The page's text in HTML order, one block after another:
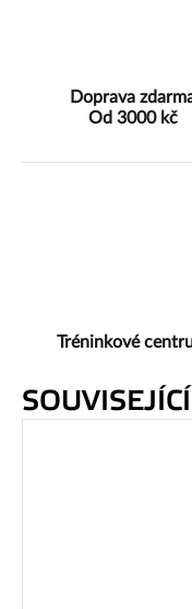
Doprava
Od 3000 kč
Tréninkové